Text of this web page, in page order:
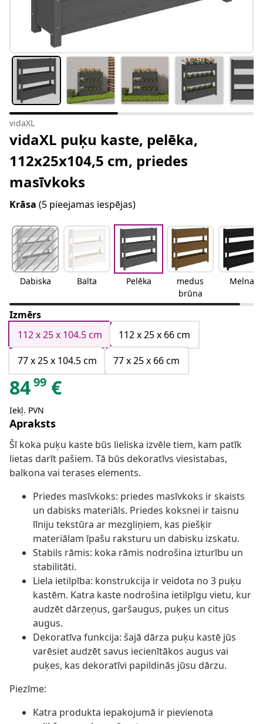
vidaXL
vidaXL puķu kaste, pelēka,
112x25x104,5 cm, priedes
masīvkoks
Krāsa (5 pieejamas iespējas)
Dabiska Balta Pelēka
medus
brūna
Melna
Izmērs
112 x 25 x 104.5 cm
112 x 25 x 66 cm
77 x 25 x 104.5 cm
77 x 25 x 66 cm
8499 €
Iekļ. PVN
Apraksts
Šī koka puķu kaste būs lieliska izvēle tiem, kam patīk
lietas darīt pašiem. Tā būs dekoratīvs viesistabas,
balkona vai terases elements.
Priedes masīvkoks: priedes masīvkoks ir skaists
un dabisks materiāls. Priedes koksnei ir taisnu
līniju tekstūra ar mezgliņiem, kas piešķir
materiālam īpašu raksturu un dabisku izskatu.
Stabils rāmis: koka rāmis nodrošina izturību un
stabilitāti.
Liela ietilpība: konstrukcija ir veidota no 3 puķu
kastēm. Katra kaste nodrošina ietilpīgu vietu, kur
audzēt dārzeņus, garšaugus, puķes un citus
augus.
Dekoratīva funkcija: šajā dārza puķu kastē jūs
varēsiet audzēt savus iecienītākos augus vai
puķes, kas dekoratīvi papildinās jūsu dārzu.
Piezīme:
Katra produkta iepakojumā ir pievienota